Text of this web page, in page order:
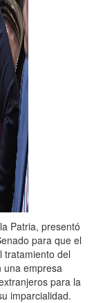
Patria, presentó
para que el
tratamiento del
una empresa
para la
imparcialidad.